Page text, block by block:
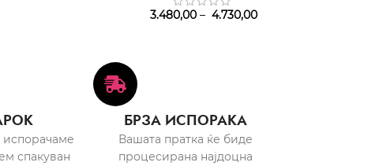
3.480,00 – 4.730,00
спакуван
БРЗА ИСПОРАКА
Вашата пратка ќе биде
процесирана најдоцна